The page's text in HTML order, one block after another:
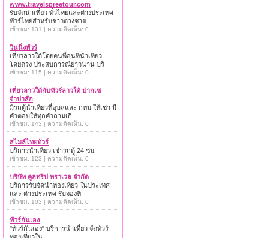
www.travelspreetour.com
รับจัดนำเที่ยว ทั่วไทยและต่างประเทศ
ทัวร์ไทยสำหรับชาวต่างชาต
เข้าชม: 131 | ความคิดเห็น: 0
วินนิ่งทัวร์
เที่ยวลาวใต้โดยคนพื้อนที่นำเที่ยว
โดยตรง ประสบการณ์ยาวนาน บริ
เข้าชม: 115 | ความคิดเห็น: 0
เที่ยวลาวใต้กับทัวร์ลาวใต้ ปากเซ
จำปาสัก
มีรถตู้นำเที่ยวที่อุบลและ กทม.ให้เช่า มี
คำตอบให้ทุกคำถามเกี่
เข้าชม: 143 | ความคิดเห็น: 0
สไมล์ไทยทัวร์
บริการนำเที่ยว เช่ารถตู้ 24 ชม.
เข้าชม: 123 | ความคิดเห็น: 0
บริษัท คูลทริป ทราเวล จำกัด
บริการรับจัดนำท่องเที่ยว ในประเทศ
และ ต่างประเทศ รับจองที่
เข้าชม: 103 | ความคิดเห็น: 0
ทัวร์กันเอง
"ทัวร์กันเอง" บริการนำเที่ยว จัดทัวร์